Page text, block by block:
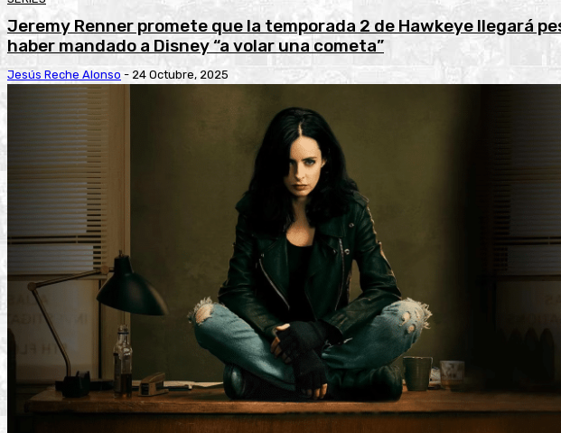
Jeremy Renner promete que la temporada 2 de Hawkeye llegará
haber mandado a Disney “a volar una cometa”
Jesús Reche Alonso - 24 Octubre, 2025